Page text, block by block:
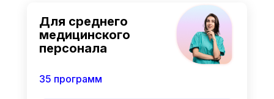
Для среднего
медицинского
персонала
35 программ